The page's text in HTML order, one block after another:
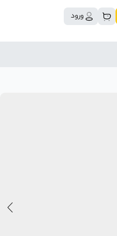
ورود